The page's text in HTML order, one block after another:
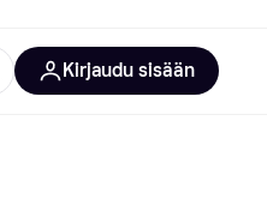
Kirjaudu sisään